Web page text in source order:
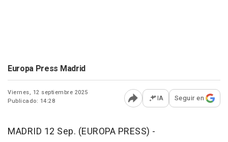
Europa Press Madrid
Viernes, 12 septiembre 2025
Publicado: 14:28
Abrir opciones para
IA Seguir en
MADRID 12 Sep. (EUROPA PRESS) -